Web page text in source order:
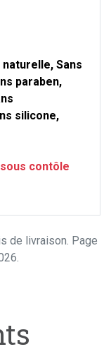
Sans
paraben,
silicone,
contôle
de livraison. Page